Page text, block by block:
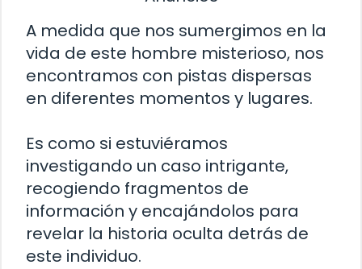
A medida que nos sumergimos en la
vida de este hombre misterioso, nos
encontramos con pistas dispersas
en diferentes momentos y lugares.
Es como si estuviéramos
investigando un caso intrigante,
recogiendo fragmentos de
información y encajándolos para
revelar la historia oculta detrás de
este individuo.